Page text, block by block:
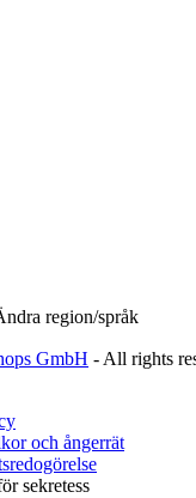
region/språk
GmbH - All rights
och ångerrät
sekretess